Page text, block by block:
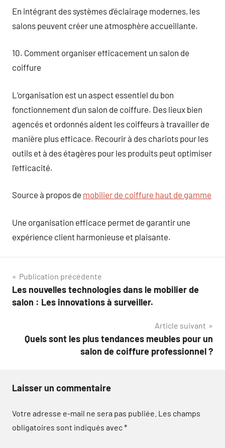
En intégrant des systèmes d’éclairage modernes, les
salons peuvent créer une atmosphère accueillante.
10. Comment organiser efficacement un salon de
coiffure
L’organisation est un aspect essentiel du bon
fonctionnement d’un salon de coiffure. Des lieux bien
agencés et ordonnés aident les coiffeurs à travailler de
manière plus efficace. Recourir à des chariots pour les
outils et à des étagères pour les produits peut optimiser
l’efficacité.
Source à propos de mobilier de coiffure haut de gamme
Une organisation efficace permet de garantir une
expérience client harmonieuse et plaisante.
Navigation
de
Publication précédente
Les nouvelles technologies dans le mobilier de
salon : Les innovations à surveiller.
Article suivant
Quels sont les plus tendances meubles pour un
salon de coiffure professionnel ?
Laisser un commentaire
Votre adresse e-mail ne sera pas publiée. Les champs
obligatoires sont indiqués avec*